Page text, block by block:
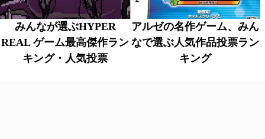
みんなが選ぶHYPER
REAL ゲーム最高傑作ラン
キング・人気投票
アルゼの名作ゲーム、みん
なで選ぶ人気作品投票ラン
キング